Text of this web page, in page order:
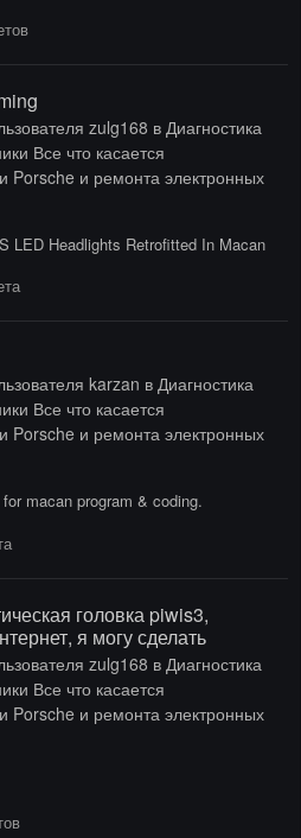
zulg168 в Диагностика
Все что касается
Porsche и ремонта электронных
LED Headlights Retrofitted In Macan
karzan в Диагностика
Все что касается
Porsche и ремонта электронных
macan program & coding.
головка piwis3,
я могу сделать
zulg168 в Диагностика
Все что касается
Porsche и ремонта электронных